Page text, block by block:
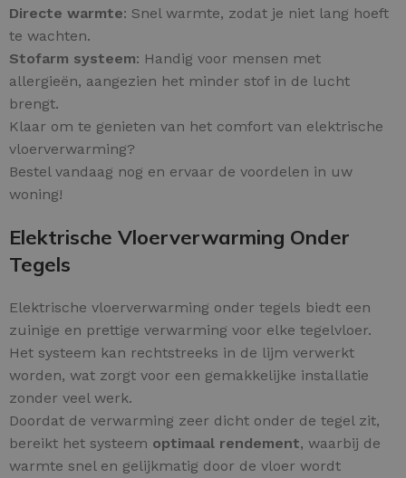
Directe warmte: Snel warmte, zodat je niet lang hoeft
te wachten.
Stofarm systeem: Handig voor mensen met
allergieën, aangezien het minder stof in de lucht
brengt.
Klaar om te genieten van het comfort van elektrische
vloerverwarming?
Bestel vandaag nog en ervaar de voordelen in uw
woning!
Elektrische Vloerverwarming Onder
Tegels
Elektrische vloerverwarming onder tegels biedt een
zuinige en prettige verwarming voor elke tegelvloer.
Het systeem kan rechtstreeks in de lijm verwerkt
worden, wat zorgt voor een gemakkelijke installatie
zonder veel werk.
Doordat de verwarming zeer dicht onder de tegel zit,
bereikt het systeem optimaal rendement, waarbij de
warmte snel en gelijkmatig door de vloer wordt